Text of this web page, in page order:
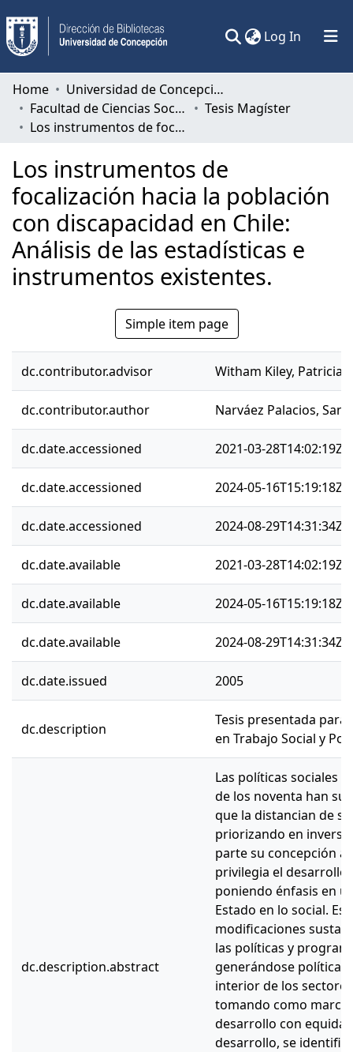
Log In (current)
Communities & Collections
All of DSpace
Home
Universidad de Concepción
Facultad de Ciencias Sociales
Tesis Magíster
Los instrumentos de focalización hacia la población con discapacidad en Chile: Análisis de las estadísticas e instrumentos existentes.
Los instrumentos de
focalización hacia la población
con discapacidad en Chile:
Análisis de las estadísticas e
instrumentos existentes.
Simple item page
dc.contributor.advisor Witham Kiley, Patricia
dc.contributor.author Narváez Palacios,
dc.date.accessioned 2021-03-28T14:02:19Z
dc.date.accessioned 2024-05-16T15:19:18Z
dc.date.accessioned 2024-08-29T14:31:34Z
dc.date.available 2021-03-28T14:02:19Z
dc.date.available 2024-05-16T15:19:18Z
dc.date.available 2024-08-29T14:31:34Z
dc.date.issued 2005
dc.description
Tesis presentada
en Trabajo Social y
dc.description.abstract
Las políticas sociales
de los noventa han
que la distancian de
priorizando en
parte su concepción
privilegia el desarrollo
poniendo énfasis en
Estado en lo social.
modificaciones
las políticas y
generándose políticas
interior de los
tomando como marco
desarrollo con
desarrollo, se